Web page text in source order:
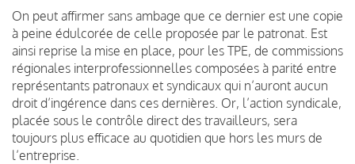
On peut affirmer sans ambage que ce dernier est une copie
à peine édulcorée de celle proposée par le patronat. Est
ainsi reprise la mise en place, pour les TPE, de commissions
régionales interprofessionnelles composées à parité entre
représentants patronaux et syndicaux qui n’auront aucun
droit d’ingérence dans ces dernières. Or, l’action syndicale,
placée sous le contrôle direct des travailleurs, sera
toujours plus efficace au quotidien que hors les murs de
l’entreprise.